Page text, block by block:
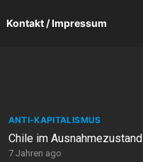
Kontakt / Impressum
ANTI-KAPITALISMUS
Chile im Ausnahmezustand
7 Jahren ago